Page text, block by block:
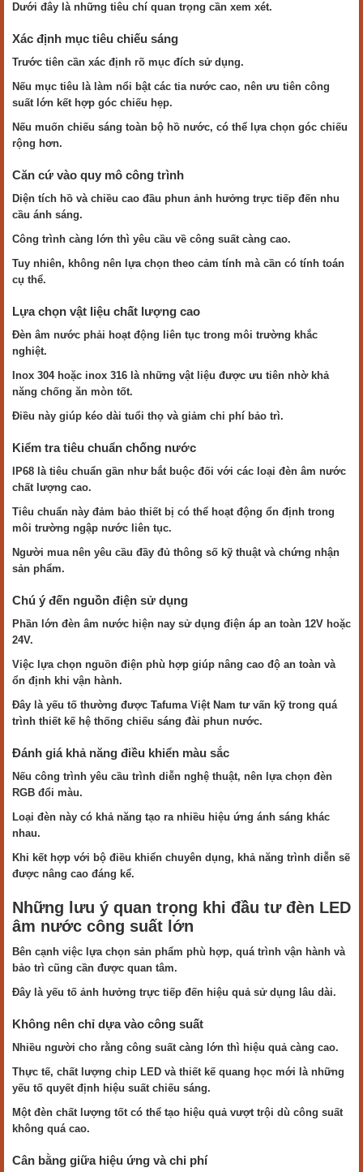
Dưới đây là những tiêu chí quan trọng cần xem xét.
Xác định mục tiêu chiếu sáng
Trước tiên cần xác định rõ mục đích sử dụng.
Nếu mục tiêu là làm nổi bật các tia nước cao, nên ưu tiên công
suất lớn kết hợp góc chiếu hẹp.
Nếu muốn chiếu sáng toàn bộ hồ nước, có thể lựa chọn góc chiếu
rộng hơn.
Căn cứ vào quy mô công trình
Diện tích hồ và chiều cao đầu phun ảnh hưởng trực tiếp đến nhu
cầu ánh sáng.
Công trình càng lớn thì yêu cầu về công suất càng cao.
Tuy nhiên, không nên lựa chọn theo cảm tính mà cần có tính toán
cụ thể.
Lựa chọn vật liệu chất lượng cao
Đèn âm nước phải hoạt động liên tục trong môi trường khắc
nghiệt.
Inox 304 hoặc inox 316 là những vật liệu được ưu tiên nhờ khả
năng chống ăn mòn tốt.
Điều này giúp kéo dài tuổi thọ và giảm chi phí bảo trì.
Kiểm tra tiêu chuẩn chống nước
IP68 là tiêu chuẩn gần như bắt buộc đối với các loại đèn âm nước
chất lượng cao.
Tiêu chuẩn này đảm bảo thiết bị có thể hoạt động ổn định trong
môi trường ngập nước liên tục.
Người mua nên yêu cầu đầy đủ thông số kỹ thuật và chứng nhận
sản phẩm.
Chú ý đến nguồn điện sử dụng
Phần lớn đèn âm nước hiện nay sử dụng điện áp an toàn 12V hoặc
24V.
Việc lựa chọn nguồn điện phù hợp giúp nâng cao độ an toàn và
ổn định khi vận hành.
Đây là yếu tố thường được Tafuma Việt Nam tư vấn kỹ trong quá
trình thiết kế hệ thống chiếu sáng đài phun nước.
Đánh giá khả năng điều khiển màu sắc
Nếu công trình yêu cầu trình diễn nghệ thuật, nên lựa chọn đèn
RGB đổi màu.
Loại đèn này có khả năng tạo ra nhiều hiệu ứng ánh sáng khác
nhau.
Khi kết hợp với bộ điều khiển chuyên dụng, khả năng trình diễn sẽ
được nâng cao đáng kể.
Những lưu ý quan trọng khi đầu tư đèn LED
âm nước công suất lớn
Bên cạnh việc lựa chọn sản phẩm phù hợp, quá trình vận hành và
bảo trì cũng cần được quan tâm.
Đây là yếu tố ảnh hưởng trực tiếp đến hiệu quả sử dụng lâu dài.
Không nên chỉ dựa vào công suất
Nhiều người cho rằng công suất càng lớn thì hiệu quả càng cao.
Thực tế, chất lượng chip LED và thiết kế quang học mới là những
yếu tố quyết định hiệu suất chiếu sáng.
Một đèn chất lượng tốt có thể tạo hiệu quả vượt trội dù công suất
không quá cao.
Cân bằng giữa hiệu ứng và chi phí